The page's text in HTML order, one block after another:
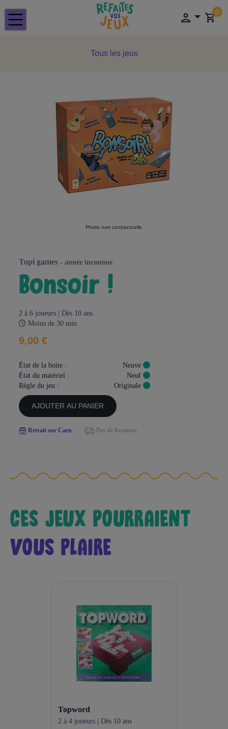
0
Tous les jeux
Photo non contractuelle
topi games -année inconnue
bonsoir !
2 à 6 joueurs | Dès 10 ans
Moins de 30 min
9,00 €
État de la boite :
État du matériel :
Règle du jeu :
Neuve
Neuf
Originale
AJOUTER AU PANIER
Retrait sur Caen Pas de livraison
CES JEUX POURRAIENT
VOUS PLAIRE
topword
2 à 4 joueurs | Dès 10 ans